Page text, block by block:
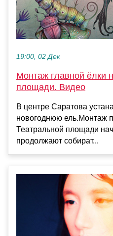
19:00, 02 Дек
Монтаж главной ёлки
площади. Видео
В центре Саратова
новогоднюю ель.Монтаж
Театральной площади
продолжают собират...